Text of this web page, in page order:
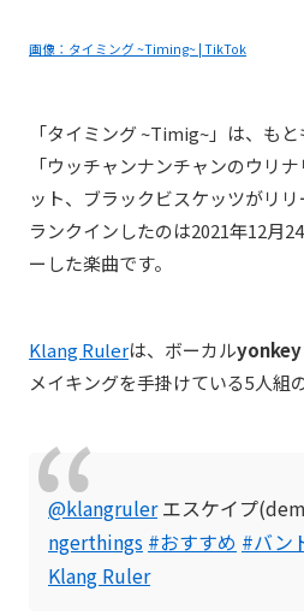
画像：タイミング ~Timing~ | TikTok
「タイミング ~Timig~」は、も
「ウッチャンナンチャンのウリ
ット、ブラックビスケッツがリ
ランクインしたのは2021年12月
ーした楽曲です。
Klang Rulerは、 ボーカルyonkey
メイキングを手掛けている5人組
@klangrulerエスケイプ
ngerthings #おすすめ #バン
Klang Ruler